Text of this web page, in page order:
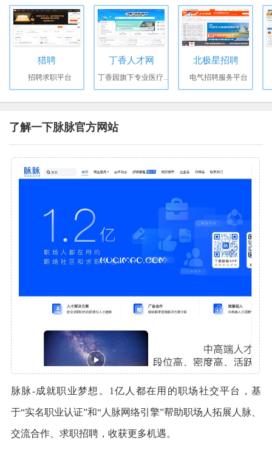
猎聘
招聘求职平台
丁香人才网 北极星招聘
电气招聘服务平台
了解一下脉脉官方网站
脉脉-成就职业梦想。1亿人都在用的职场社交平台，基
于“实名职业认证”和“人脉网络引擎”帮助职场人拓展人脉、
交流合作、求职招聘，收获更多机遇。